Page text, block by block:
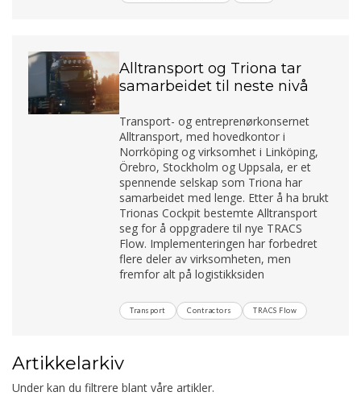
Alltransport og Triona tar
samarbeidet til neste nivå
Transport- og entreprenørkonsernet
Alltransport, med hovedkontor i
Norrköping og virksomhet i Linköping,
Örebro, Stockholm og Uppsala, er et
spennende selskap som Triona har
samarbeidet med lenge. Etter å ha brukt
Trionas Cockpit bestemte Alltransport
seg for å oppgradere til nye TRACS
Flow. Implementeringen har forbedret
flere deler av virksomheten, men
fremfor alt på logistikksiden
Transport Contractors TRACS Flow
Artikkelarkiv
Under kan du filtrere blant våre artikler.